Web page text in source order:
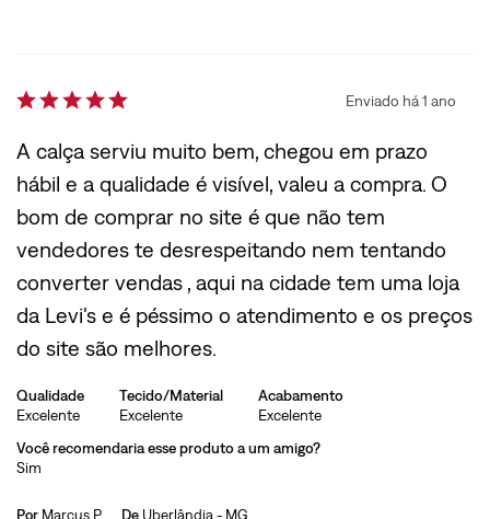
Enviado há1 ano
A calça serviu muito bem, chegou em prazo
hábil e a qualidade é visível, valeu a compra. O
bom de comprar no site é que não tem
vendedores te desrespeitando nem tentando
converter vendas , aqui na cidade tem uma loja
da Levi's e é péssimo o atendimento e os preços
do site são melhores.
Qualidade
Excelente
Tecido/Material
Excelente
Acabamento
Excelente
Você recomendaria esse produto a um amigo?
Sim
Por Marcus P. De Uberlândia - MG